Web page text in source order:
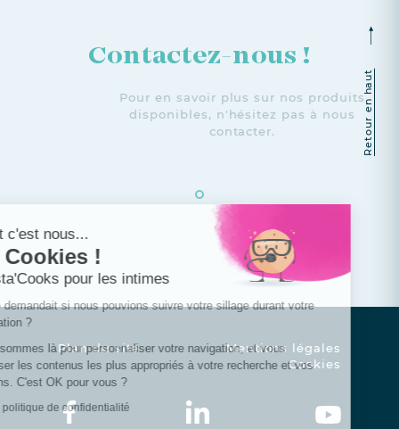
Contactez-nous !
Pour en savoir plus sur nos produits
disponibles, n'hésitez pas à nous
contacter.
Plan du site
Mentions légales
Cookies
Retour en haut
Salut c'est nous...
les Cookies !
Crusta'Cooks pour les intimes
On se demandait si nous pouvions suivre votre sillage durant votre
navigation ?
Nous sommes là pour personnaliser votre navigation, et vous
proposer les contenus les plus appropriés à votre recherche et vos
besoins. C'est OK pour vous ?
Lire la politique de confidentialité